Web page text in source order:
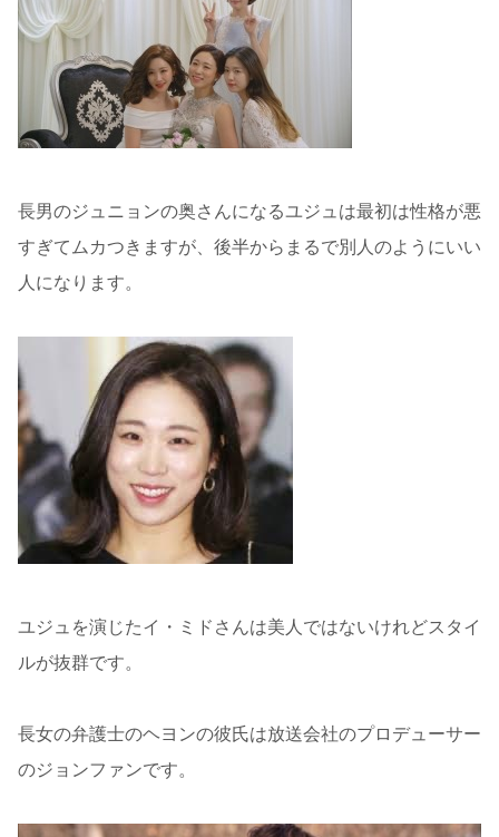
長男のジュニョンの奥さんになるユジュは最初は性格が悪
すぎてムカつきますが、後半からまるで別人のようにいい
人になります。
ユジュを演じたイ・ミドさんは美人ではないけれどスタイ
ルが抜群です。
長女の弁護士のヘヨンの彼氏は放送会社のプロデューサー
のジョンファンです。